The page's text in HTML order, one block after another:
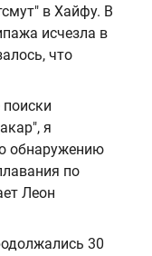
в Хайфу. В
исчезла в
что
я
обнаружению
по
Леон
30